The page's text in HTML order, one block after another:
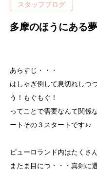
スタッフブログ
多摩のほうにある
あらすじ・・・
はしゃぎ倒して息切れしつ
う！もぐもぐ！
ってことで需要なんて関係
ートその３スタートです♪♪
ピューロランド内はたくさ
またま目につ・・・真剣に